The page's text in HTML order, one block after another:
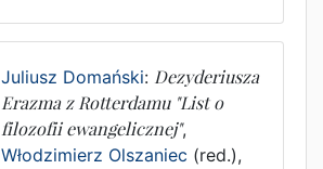
Juliusz Domański: Dezyderiusza
Erazma z Rotterdamu "List o
filozofii ewangelicznej",
Włodzimierz Olszaniec (red.),